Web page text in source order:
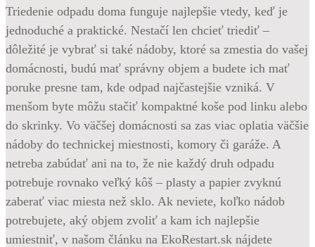
Triedenie odpadu doma funguje najlepšie vtedy, keď je
jednoduché a praktické. Nestačí len chcieť triediť –
dôležité je vybrať si také nádoby, ktoré sa zmestia do vašej
domácnosti, budú mať správny objem a budete ich mať
poruke presne tam, kde odpad najčastejšie vzniká. V
menšom byte môžu stačiť kompaktné koše pod linku alebo
do skrinky. Vo väčšej domácnosti sa zas viac oplatia väčšie
nádoby do technickej miestnosti, komory či garáže. A
netreba zabúdať ani na to, že nie každý druh odpadu
potrebuje rovnako veľký kôš – plasty a papier zvyknú
zaberať viac miesta než sklo. Ak neviete, koľko nádob
potrebujete, aký objem zvoliť a kam ich najlepšie
umiestniť, v našom článku na EkoRestart.sk nájdete